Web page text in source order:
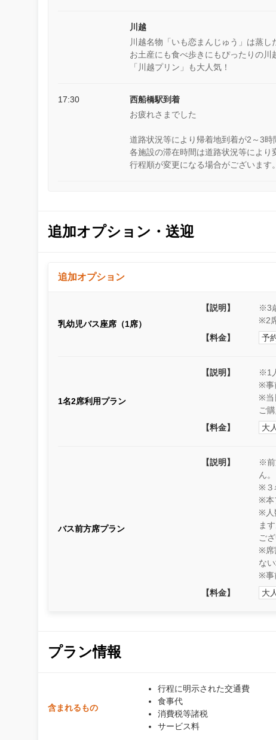
川越
川越名物「いも恋まんじゅう」は蒸し
お土産にも食べ歩きにもぴったりの
「川越プリン」も大人気！
17:30
西船橋駅到着
お疲れさまでした
道路状況等により帰着地到着が2～3時
各施設の滞在時間は道路状況等により
行程順が変更になる場合がございます。
追加オプション・送迎
追加オプション
乳幼児バス座席（1席）
【説明】
※3
※2
【料金】
予
1名2席利用プラン
【説明】
※1
※事
※当
ご
【料金】
大
バス前方席プラン
【説明】
※前
ん。
※３
※本
※人
ま
ご
※席
な
※事
【料金】
大
プラン情報
含まれるもの
行程に明示された交通費
食事代
消費税等諸税
サービス料